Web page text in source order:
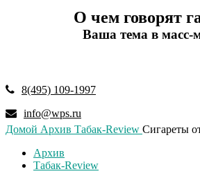
О чем говорят
Ваша тема в масс-
8(495) 109-1997
info@wps.ru
Домой Архив Табак-Review Сигареты
Архив
Табак-Review